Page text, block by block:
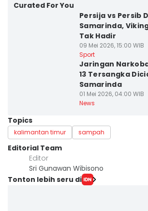
Curated For You
Persija vs Persib
Samarinda,
Tak Hadir
09 Mei 2026, 15:00 WIB
Sport
Jaringan
13 Tersangka
Samarinda
01 Mei 2026, 04:00 WIB
News
Topics
kalimantan timur sampah
Editorial Team
Editor
Sri Gunawan Wibisono
Tonton lebih seru di